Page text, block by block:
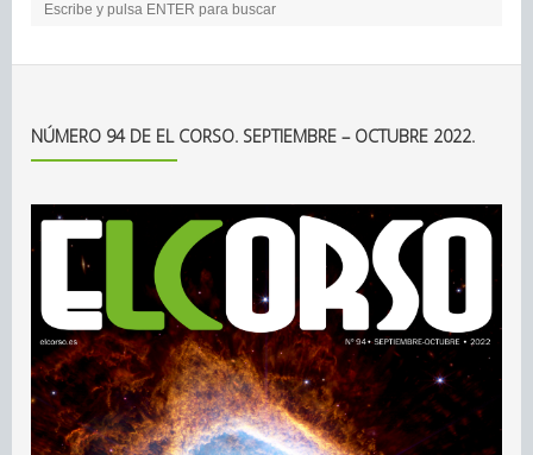
NÚMERO 94 DE EL CORSO. SEPTIEMBRE – OCTUBRE 2022.